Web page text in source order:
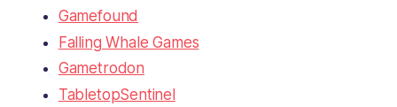
Gamefound
Falling Whale Games
Gametrodon
TabletopSentinel